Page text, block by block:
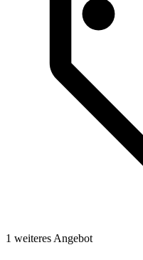
1 weiteres Angebot